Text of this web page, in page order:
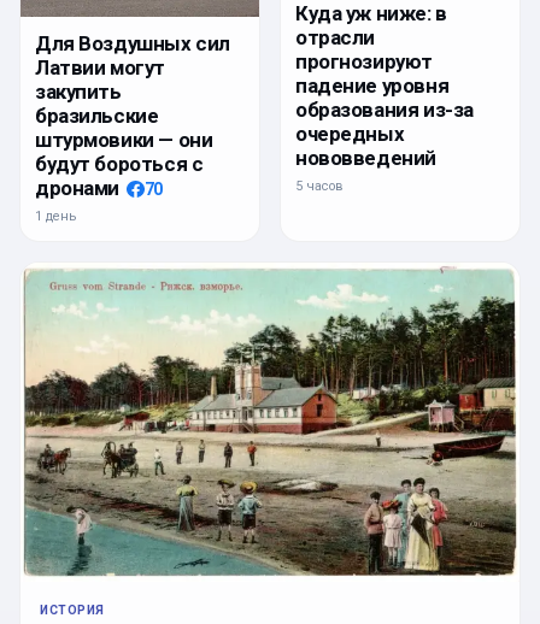
Для Воздушных сил
Латвии могут
закупить
бразильские
штурмовики — они
будут бороться с
дронами
70
1 день
Куда уж ниже: в
отрасли
прогнозируют
падение уровня
образования из-за
очередных
нововведений
5 часов
ИСТОРИЯ